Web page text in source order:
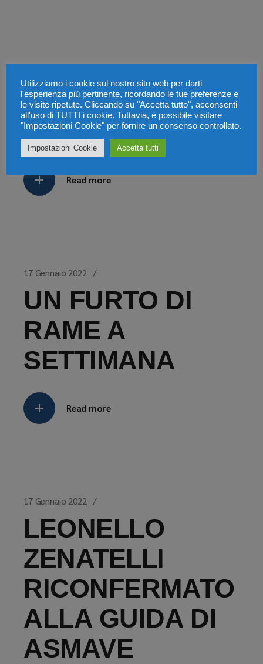
C’ E’ BISOGNO
DI SINERGIE
Read more
17 Gennaio 2022
UN FURTO DI
RAME A
SETTIMANA
Read more
17 Gennaio 2022
LEONELLO
ZENATELLI
RICONFERMATO
ALLA GUIDA DI
ASMAVE
Utilizziamo i cookie sul nostro sito web per darti
l'esperienza più pertinente, ricordando le tue preferenze e
le visite ripetute. Cliccando su "Accetta tutto", acconsenti
all'uso di TUTTI i cookie. Tuttavia, è possibile visitare
"Impostazioni Cookie" per fornire un consenso controllato.
Impostazioni Cookie Accetta tutti